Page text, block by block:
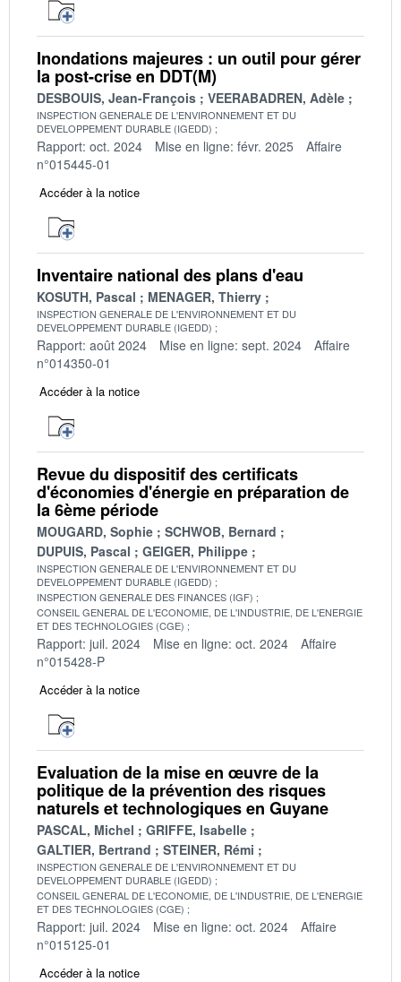
Inondations majeures : un outil pour gérer
la post-crise en DDT(M)
DESBOUIS, Jean-François VEERABADREN, Adèle
INSPECTION GENERALE DE L'ENVIRONNEMENT ET DU
DEVELOPPEMENT DURABLE (IGEDD)
Rapport: oct. 2024 Mise en ligne: févr. 2025
Affaire
n°015445-01
Accéder à la notice
Inventaire national des plans d'eau
KOSUTH, Pascal MENAGER, Thierry
INSPECTION GENERALE DE L'ENVIRONNEMENT ET DU
DEVELOPPEMENT DURABLE (IGEDD)
Rapport: août 2024 Mise en ligne: sept. 2024
Affaire
n°014350-01
Accéder à la notice
Revue du dispositif des certificats
d'économies d'énergie en préparation de
la 6ème période
MOUGARD, Sophie
SCHWOB, Bernard
DUPUIS, Pascal
GEIGER, Philippe
INSPECTION GENERALE DE L'ENVIRONNEMENT ET DU
DEVELOPPEMENT DURABLE (IGEDD)
INSPECTION GENERALE DES FINANCES (IGF)
CONSEIL GENERAL DE L'ECONOMIE, DE L'INDUSTRIE, DE L'ENERGIE
ET DES TECHNOLOGIES (CGE)
Rapport: juil. 2024 Mise en ligne: oct. 2024
Affaire
n°015428-P
Accéder à la notice
Evaluation de la mise en œuvre de la
politique de la prévention des risques
naturels et technologiques en Guyane
PASCAL, Michel
GRIFFE, Isabelle
GALTIER, Bertrand
STEINER, Rémi
INSPECTION GENERALE DE L'ENVIRONNEMENT ET DU
DEVELOPPEMENT DURABLE (IGEDD)
CONSEIL GENERAL DE L'ECONOMIE, DE L'INDUSTRIE, DE L'ENERGIE
ET DES TECHNOLOGIES (CGE)
Rapport: juil. 2024 Mise en ligne: oct. 2024
Affaire
n°015125-01
Accéder à la notice